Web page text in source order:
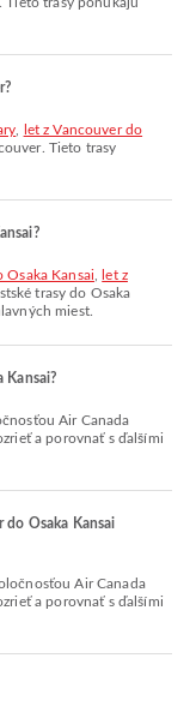
let z Vancouver do
Tieto trasy
Osaka Kansai
let z
trasy do Osaka
miest.
Kansai?
a porovnať s ďalšími
Osaka Kansai
a porovnať s ďalšími